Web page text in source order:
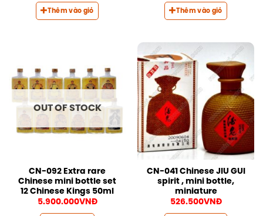
Thêm vào giỏ Thêm vào giỏ
OUT OF STOCK
CN-092 Extra rare
Chinese mini bottle set
12 Chinese Kings 50ml
5.900.000VNĐ
CN-041 Chinese JIU GUI
spirit , mini bottle,
miniature
526.500VNĐ